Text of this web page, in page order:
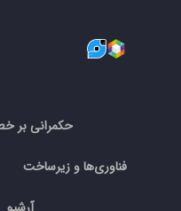
حکمرانی بر
فناوری‌ها و زیرساخت